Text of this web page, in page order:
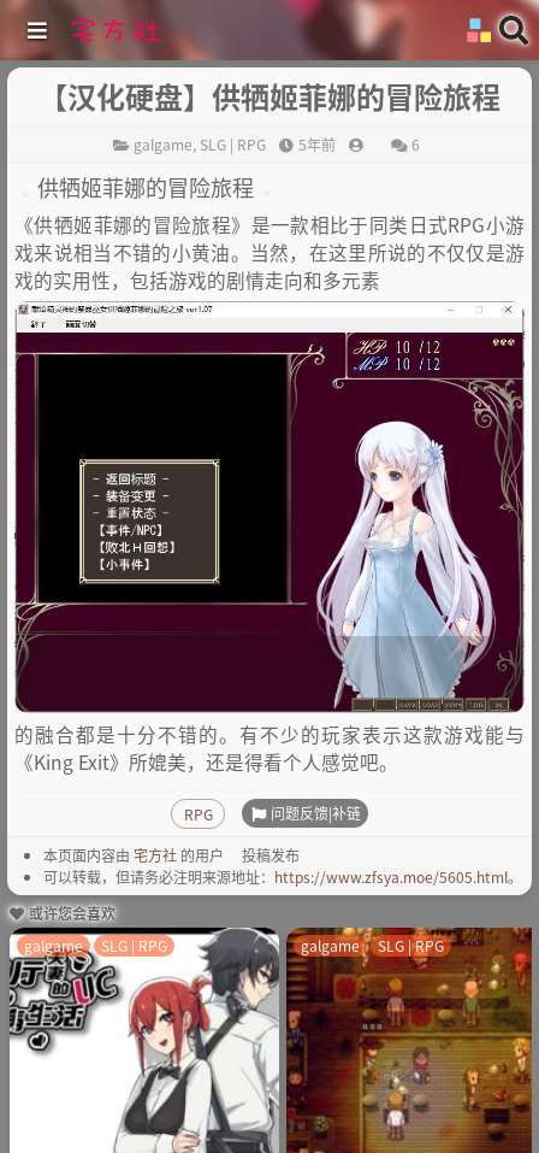
【汉化硬盘】供牺姬菲娜的冒险旅程
galgame, SLG | RPG 5年前 6
供牺姬菲娜的冒险旅程
《供牺姬菲娜的冒险旅程》是一款相比于同类日式RPG小游
戏来说相当不错的小黄油。当然，在这里所说的不仅仅是游
戏的实用性，包括游戏的剧情走向和多元素
的融合都是十分不错的。有不少的玩家表示这款游戏能与
《King Exit》所媲美，还是得看个人感觉吧。
RPG 问题反馈|补链
本页面内容由 宅方社 的用户
投稿发布
可以转载，但请务必注明来源地址： https://www.zfsya.moe/5605.html。
或许您会喜欢
galgame SLG | RPG galgame SLG | RPG